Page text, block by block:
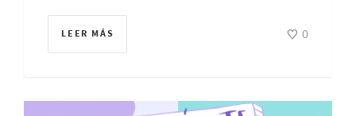
LEER MÁS 0